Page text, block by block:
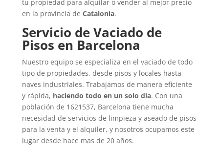
tu propiedad para alquilar o vender al mejor precio
en la provincia de Catalonia.
Servicio de Vaciado de
Pisos en Barcelona
Nuestro equipo se especializa en el vaciado de todo
tipo de propiedades, desde pisos y locales hasta
naves industriales. Trabajamos de manera eficiente
y rápida, haciendo todo en un solo día. Con una
población de 1621537, Barcelona tiene mucha
necesidad de servicios de limpieza y aseado de pisos
para la venta y el alquiler, y nosotros ocupamos este
lugar desde hace mas de 20 años.